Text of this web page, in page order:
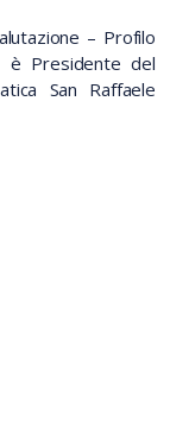
– Profilo
è Presidente del
San Raffaele